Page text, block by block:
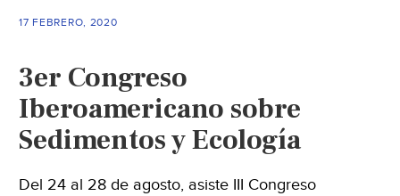
17 FEBRERO, 2020
3er Congreso
Iberoamericano sobre
Sedimentos y Ecología
Del 24 al 28 de agosto, asiste III Congreso